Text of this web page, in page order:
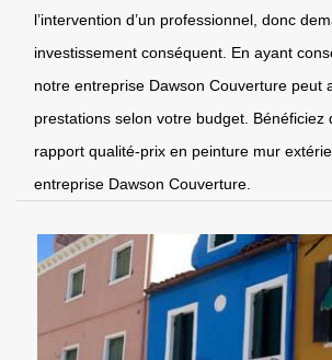
l’intervention d’un professionnel, donc
investissement conséquent. En ayant
notre entreprise Dawson Couverture peut
prestations selon votre budget. Bénéficiez
rapport qualité-prix en peinture mur
entreprise Dawson Couverture.